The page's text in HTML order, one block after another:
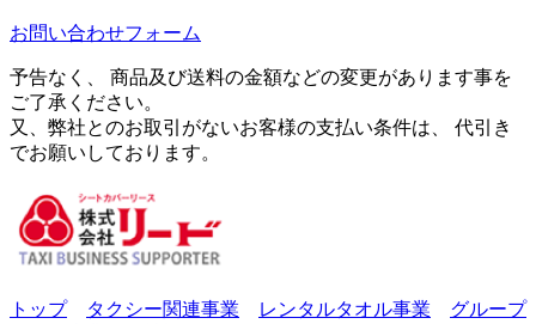
お問い合わせフォーム
予告なく、 商品及び送料の金額などの変更があります事を
ご了承ください。
又、弊社とのお取引がないお客様の支払い条件は、 代引き
でお願いしております。
トップ タクシー関連事業 レンタルタオル事業
グループ